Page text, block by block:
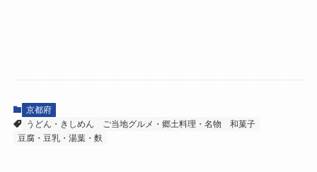
京都府
うどん・きしめん
ご当地グルメ・郷土料理・名物
和菓子
豆腐・豆乳・湯葉・麩